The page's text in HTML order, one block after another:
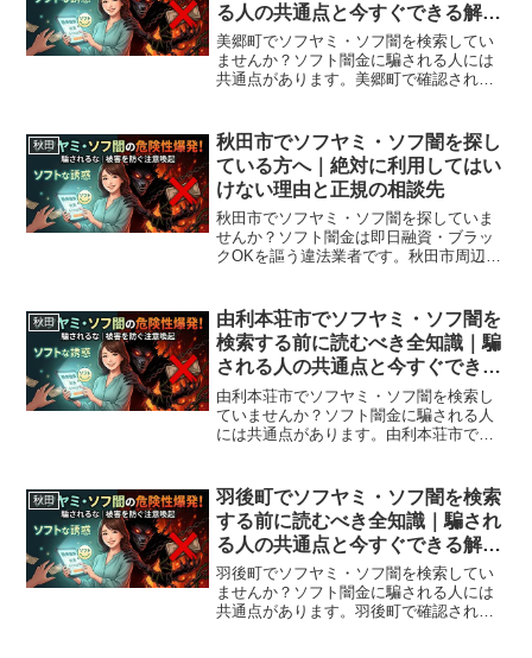
る人の共通点と今すぐできる解決
策
美郷町でソフヤミ・ソフ闇を検索してい
ませんか？ソフト闇金に騙される人には
共通点があります。美郷町で確認されて
町から利用できる無料相談先まで完全解
説。
秋田
秋田市でソフヤミ・ソフ闇を探し
ている方へ｜絶対に利用してはい
けない理由と正規の相談先
秋田市でソフヤミ・ソフ闇を探していま
せんか？ソフト闇金は即日融資・ブラッ
クOKを謳う違法業者です。秋田市周辺で
読みください。
秋田
由利本荘市でソフヤミ・ソフ闇を
検索する前に読むべき全知識｜騙
される人の共通点と今すぐできる
解決策
由利本荘市でソフヤミ・ソフ闇を検索し
ていませんか？ソフト闇金に騙される人
には共通点があります。由利本荘市で確
法、由利本荘市から利用できる無料相談
先まで完全解説。
秋田
羽後町でソフヤミ・ソフ闇を検索
する前に読むべき全知識｜騙され
る人の共通点と今すぐできる解決
策
羽後町でソフヤミ・ソフ闇を検索してい
ませんか？ソフト闇金に騙される人には
共通点があります。羽後町で確認されて